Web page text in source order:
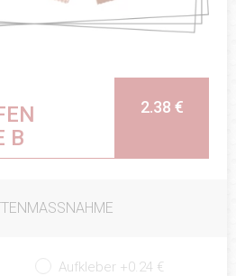
B
2.38 €
Aufkleber +0.24 €